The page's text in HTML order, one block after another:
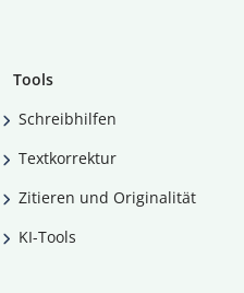
Tools
Schreibhilfen
Textkorrektur
Zitieren und Originalität
KI-Tools